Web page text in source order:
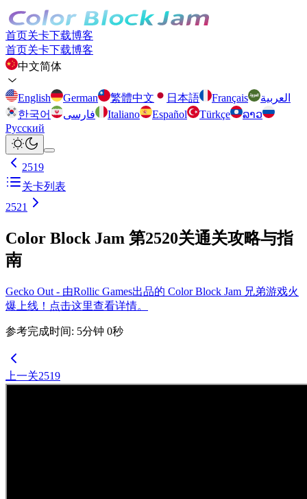
首页关卡下载博客
首页关卡下载博客
中文简体
English German 繁體中文 日本語 Français
العربية
한국어
فارسی Italiano Español Türkçe
ລາວ
Русский
2519
关卡列表
2521
Color Block Jam 第2520关通关攻略与指
南
Gecko Out - 由Rollic Games出品的 Color Block Jam 兄弟游戏火
爆上线！点击这里查看详情。
参考完成时间: 5分钟 0秒
上一关2519